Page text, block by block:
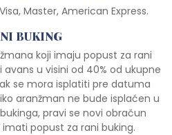
Master, American Express.
BUKING
koji imaju popust za rani
u visini od 40% od ukupne
se mora isplatiti pre datuma
aranžman ne bude isplaćen u
pravi se novi obračun
popust za rani buking.